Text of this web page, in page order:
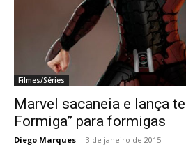
Filmes/Séries
Marvel sacaneia e lança
Formiga” para formigas
Diego Marques - 3 de janeiro de 2015